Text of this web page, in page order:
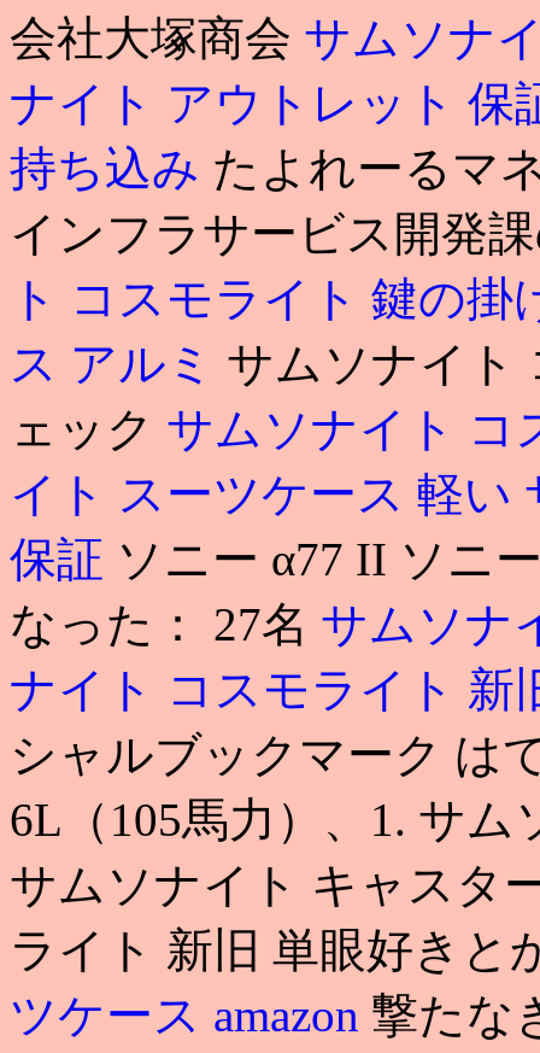
会社大塚商会 サムソナ
ナイト アウトレット 保
持ち込み たよれーるマ
インフラサービス開発
ト コスモライト 鍵の掛
ス アルミ サムソナイト
ェック サムソナイト コ
イト スーツケース 軽い
保証 ソニー α77 II ソニ
なった： 27名 サムソナ
ナイト コスモライト 新
シャルブックマーク は
6L（105馬力）、1. サ
サムソナイト キャスタ
ライト 新旧 単眼好きと
ツケース amazon 撃たな